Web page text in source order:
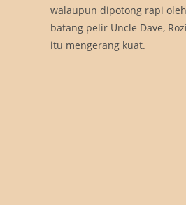
walaupun dipotong rapi
batang pelir Uncle Dave,
itu mengerang kuat.